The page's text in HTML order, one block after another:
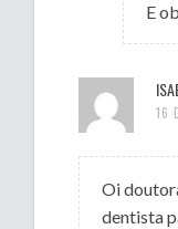
E
16
Oi
dentista